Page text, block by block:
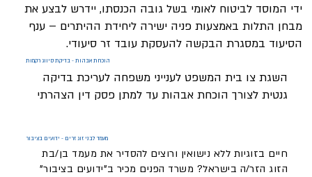
הוכחת אבהות - בדיקת סיווג רקמות
השגת צו בית המשפט לענייני משפחה לעריכת בדיקה
גנטית לצורך הוכחת אבהות עד למתן פסק דין הצהרתי
מעמד לבני זוג זרים - ידועים בציבור
חיים בזוגיות ללא נישואין ורוצים להסדיר את מעמד בן/בת
הזוג הזר/ה בישראל? משרד הפנים מכיר ב"ידועים בציבור"
ידי המוסד לביטוח לאומי בשל גובה הכנסתו, יידרש לבצע את
מבחן התלות באמצעות פניה ישירה ליחידת ההיתרים – ענף
הסיעוד במסגרת הבקשה להעסקת עובד זר סיעודי.